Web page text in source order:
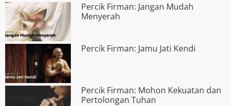
Percik Firman: Jangan Mudah
Menyerah
Percik Firman: Jamu Jati Kendi
Percik Firman: Mohon Kekuatan dan
Pertolongan Tuhan